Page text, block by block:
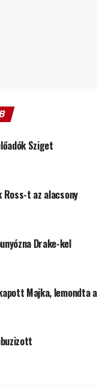
Sziget
Ross-t az alacsony
Drake-kel
Majka, lemondta a